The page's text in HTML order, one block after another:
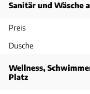
Sanitär und Wäsche
Preis
Dusche
Wellness,
Platz